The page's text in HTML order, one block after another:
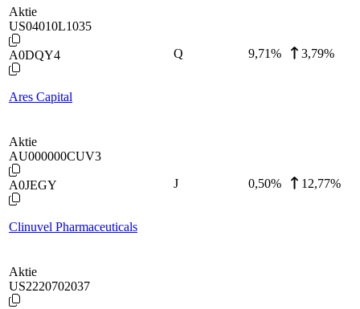
Aktie
US04010L1035
A0DQY4
Ares Capital
Q 9,71% 3,79%
Aktie
AU000000CUV3
A0JEGY
Clinuvel Pharmaceuticals
J 0,50% 12,77%
Aktie
US2220702037